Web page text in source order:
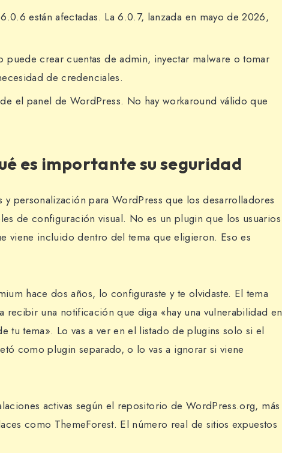
están afectadas. La 6.0.7, lanzada en mayo de 2026,
puede crear cuentas de admin, inyectar malware o tomar
de credenciales.
el panel de WordPress. No hay workaround válido que
es importante su seguridad
personalización para WordPress que los desarrolladores
de configuración visual. No es un plugin que los usuarios
viene incluido dentro del tema que eligieron. Eso es
hace dos años, lo configuraste y te olvidaste. El tema
recibir una notificación que diga «hay una vulnerabilidad en
tu tema». Lo vas a ver en el listado de plugins solo si el
como plugin separado, o lo vas a ignorar si viene
activas según el repositorio de WordPress.org, más
como ThemeForest. El número real de sitios expuestos